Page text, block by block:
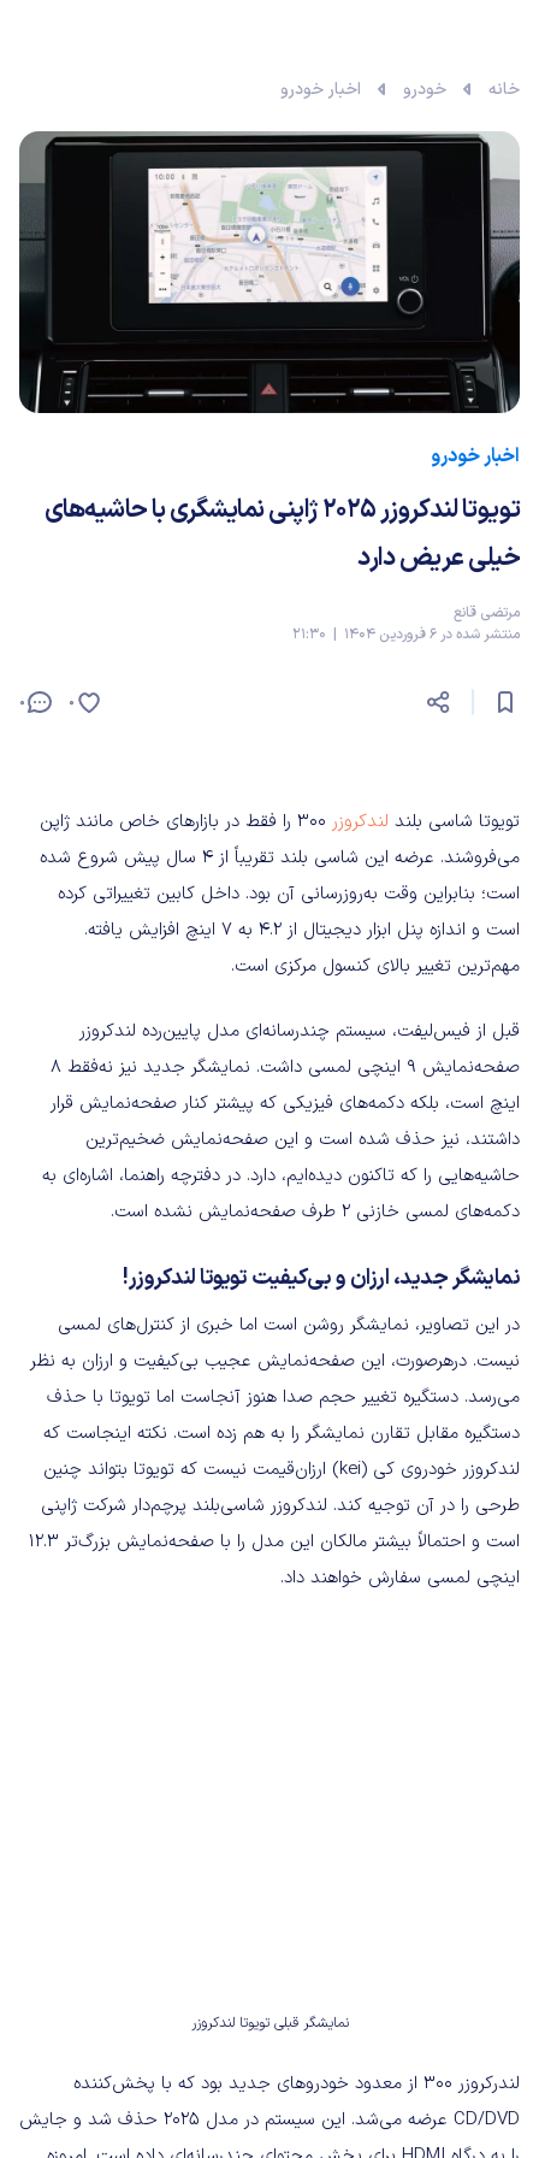
خانه خودرو اخبار خودرو
اخبار خودرو
تویوتا لندکروزر ۲۰۲۵ ژاپنی نمایشگری با حاشیه‌های
خیلی عریض دارد
مرتضی قانع
منتشر شده در 6 فروردین 1404 | 21:30
0 0
تویوتا شاسی بلند لندکروزر
۳۰۰ را فقط در بازارهای خاص مانند ژاپن
می‌فروشند. عرضه این شاسی بلند تقریباً از 4 سال پیش شروع شده
است؛ بنابراین وقت به‌روزرسانی آن بود. داخل کابین تغییراتی کرده
است و اندازه پنل ابزار دیجیتال از ۴.۲ به ۷ اینچ افزایش یافته.
مهم‌ترین تغییر بالای کنسول مرکزی است.
قبل از فیس‌لیفت، سیستم چندرسانه‌ای مدل پایین‌رده لندکروزر
صفحه‌نمایش ۹ اینچی لمسی داشت. نمایشگر جدید نیز نه‌فقط ۸
اینچ است، بلکه دکمه‌های فیزیکی که پیشتر کنار صفحه‌نمایش قرار
داشتند، نیز حذف شده است و این صفحه‌نمایش ضخیم‌ترین
حاشیه‌هایی را که تاکنون دیده‌ایم، دارد. در دفترچه راهنما، اشاره‌ای به
دکمه‌های لمسی خازنی 2 طرف صفحه‌نمایش نشده است.
نمایشگر جدید، ارزان و بی‌کیفیت تویوتا لندکروزر!
در این تصاویر، نمایشگر روشن است اما خبری از کنترل‌های لمسی
نیست. درهرصورت، این صفحه‌نمایش عجیب بی‌کیفیت و ارزان به نظر
می‌رسد. دستگیره تغییر حجم صدا هنوز آنجاست اما تویوتا با حذف
دستگیره مقابل تقارن نمایشگر را به هم زده است. نکته اینجاست که
لندکروزر خودروی کی (kei) ارزان‌قیمت نیست که تویوتا بتواند چنین
طرحی را در آن توجیه کند. لندکروزر شاسی‌بلند پرچم‌دار شرکت ژاپنی
است و احتمالاً بیشتر مالکان این مدل را با صفحه‌نمایش بزرگ‌تر ۱۲.۳
اینچی لمسی سفارش خواهند داد.
نمایشگر قبلی تویوتا لندکروزر
لندرکروزر ۳۰۰ از معدود خودروهای جدید بود که با پخش‌کننده
CD/DVD عرضه می‌شد. این سیستم در مدل ۲۰۲۵ حذف شد و جایش